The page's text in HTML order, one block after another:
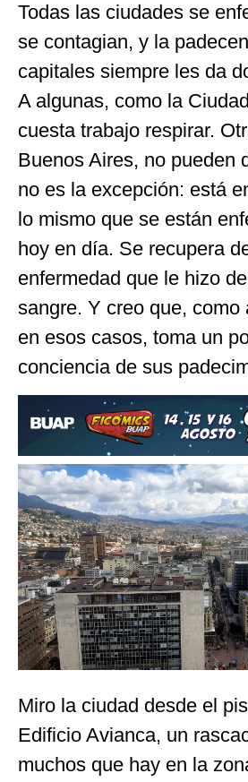
Todas las ciudades se
se contagian, y la
capitales siempre les da
A algunas, como la
cuesta trabajo respirar.
Buenos Aires, no pueden
no es la excepción: está
lo mismo que se están
hoy en día. Se recupera
enfermedad que le hizo
sangre. Y creo que, como
en esos casos, toma un
conciencia de sus
Miro la ciudad desde el
Edificio Avianca, un
muchos que hay en la